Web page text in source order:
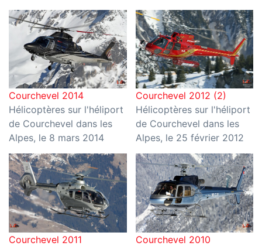
Courchevel 2014
Hélicoptères sur l'héliport
de Courchevel dans les
Alpes, le 8 mars 2014
Courchevel 2012 (2)
Hélicoptères sur l'héliport
de Courchevel dans les
Alpes, le 25 février 2012
Courchevel 2011
Courchevel 2010